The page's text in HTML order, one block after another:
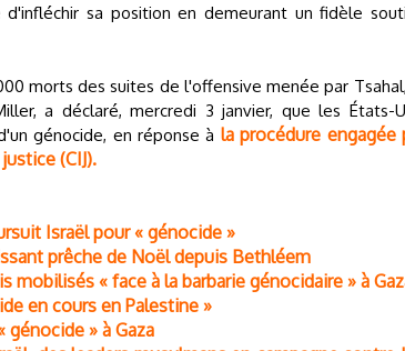
sa position en demeurant un fidèle
morts des suites de l'offensive menée par
a déclaré, mercredi 3 janvier, que les États-
génocide, en réponse à la procédure engagée
(CIJ).
Israël pour « génocide »
prêche de Noël depuis Bethléem
mobilisés « face à la barbarie génocidaire » à
en cours en Palestine »
génocide » à Gaza